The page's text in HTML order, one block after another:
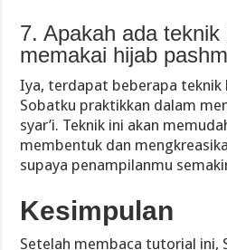
7. Apakah ada
memakai hijab
Iya, terdapat beberapa teknik
Sobatku praktikkan dalam
syar’i. Teknik ini akan
membentuk dan
supaya penampilanmu
Kesimpulan
Setelah membaca tutorial ini,